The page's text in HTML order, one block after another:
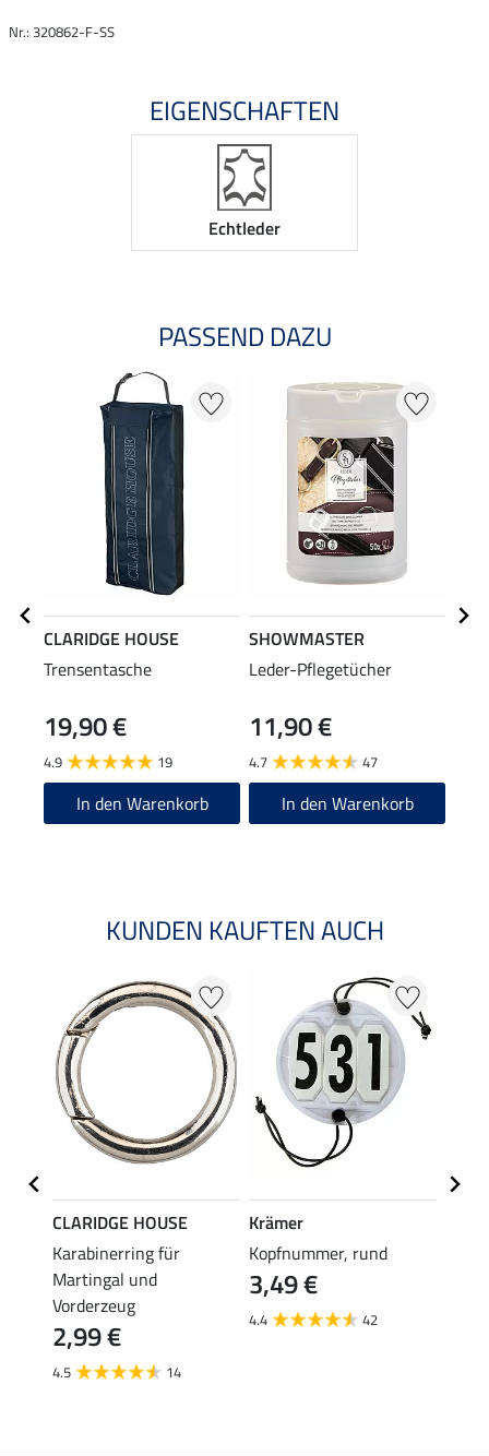
Nr.: 320862-F-SS
EIGENSCHAFTEN
Echtleder
PASSEND DAZU
CLARIDGE HOUSE
Trensentasche
19,90 €
4.9 19
In den Warenkorb
SHOWMASTER
Leder-Pflegetücher
11,90 €
4.7 47
In den Warenkorb
KUNDEN KAUFTEN AUCH
CLARIDGE HOUSE
Karabinerring für
Martingal und
Vorderzeug
2,99 €
4.5 14
Krämer
Kopfnummer, rund
3,49 €
4.4 42